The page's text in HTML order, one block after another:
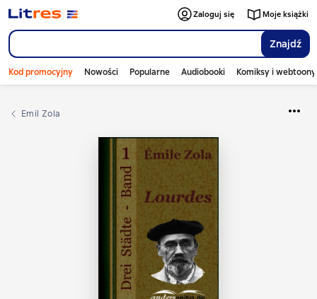
Znajdź
Zaloguj się Moje książki
Kod promocyjny Nowości Popularne Audiobooki Komiksy i webtoony
Emil Zola